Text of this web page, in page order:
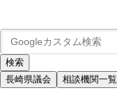
長崎県議会 相談機関一覧